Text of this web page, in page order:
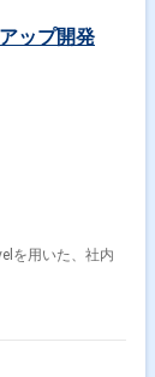
ップ開発
を用いた、社内